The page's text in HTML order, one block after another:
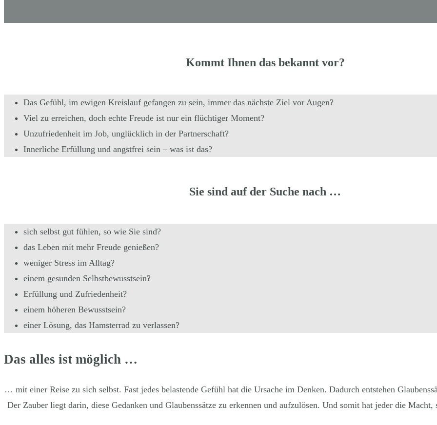
Kommt Ihnen das bekannt vor?
Das Gefühl, im ewigen Kreislauf gefangen zu sein, immer das nächste Ziel vor Augen?
Viel zu erreichen, doch echte Freude ist nur ein flüchtiger Moment?
Unzufriedenheit im Job, unglücklich in der Partnerschaft?
Innerliche Erfüllung und angstfrei sein – was ist das?
Sie sind auf der Suche nach …
sich selbst gut fühlen, so wie Sie sind?
das Leben mit mehr Freude genießen?
weniger Stress im Alltag?
einem gesunden Selbstbewusstsein?
Erfüllung und Zufriedenheit?
einem höheren Bewusstsein?
einer Lösung, das Hamsterrad zu verlassen?
Das alles ist möglich …
… mit einer Reise zu sich selbst. Fast jedes belastende Gefühl hat die Ursache im Denken. Dadurch entstehen
Der Zauber liegt darin, diese Gedanken und Glaubenssätze zu erkennen und aufzulösen. Und somit hat jeder die Macht,